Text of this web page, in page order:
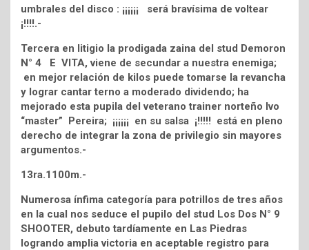
umbrales del disco : ¡¡¡¡¡¡ será bravísima de voltear
¡!!!!.-
Tercera en litigio la prodigada zaina del stud Demoron
N° 4 E VITA, viene de secundar a nuestra enemiga;
en mejor relación de kilos puede tomarse la revancha
y lograr cantar terno a moderado dividendo; ha
mejorado esta pupila del veterano trainer norteño Ivo
“master” Pereira; ¡¡¡¡¡¡ en su salsa ¡!!!!! está en pleno
derecho de integrar la zona de privilegio sin mayores
argumentos.-
13ra.1100m.-
Numerosa ínfima categoría para potrillos de tres años
en la cual nos seduce el pupilo del stud Los Dos N° 9
SHOOTER, debuto tardíamente en Las Piedras
logrando amplia victoria en aceptable registro para